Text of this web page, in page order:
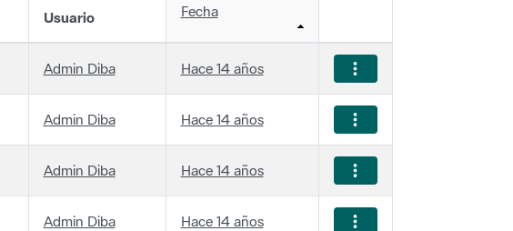
Usuario Fecha
Admin Diba Hace 14 años
Admin Diba Hace 14 años
Admin Diba Hace 14 años
Admin Diba Hace 14 años